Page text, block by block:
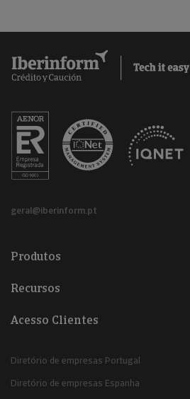
geral@iberinform.pt
Produtos
Recursos
Acesso Clientes
Diretório de empresas Portugal
Diretório de empresas Espanha